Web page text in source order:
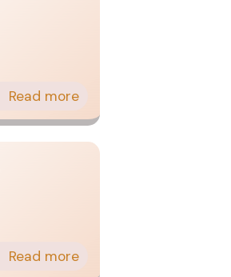
Read more
Read more